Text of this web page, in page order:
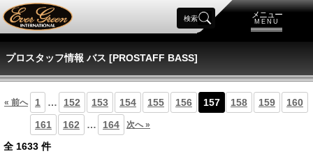
メニュー
MENU
検索
プロスタッフ情報 バス [PROSTAFF BASS]
« 前へ 1 … 152 153 154 155 156 157 158 159
160
161
162 … 164 次へ »
全 1633 件